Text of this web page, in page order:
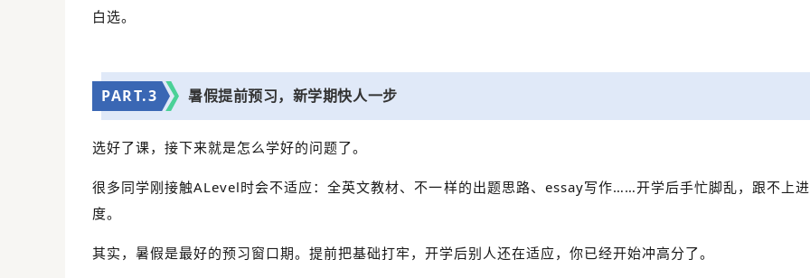
白选。
PART.3 暑假提前预习，新学期快人一步
选好了课，接下来就是怎么学好的问题了。
很多同学刚接触ALevel时会不适应：全英文教材、不一样的出题思路、essay写作……开学后手忙脚乱，跟不上进
度。
其实，暑假是最好的预习窗口期。提前把基础打牢，开学后别人还在适应，你已经开始冲高分了。